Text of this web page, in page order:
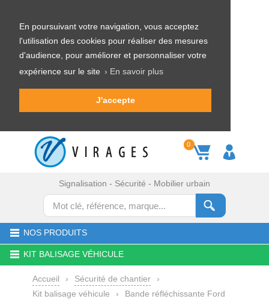
En poursuivant votre navigation, vous acceptez
l'utilisation des cookies pour réaliser des mesures
d'audience, pour améliorer et personnaliser votre
expérience sur le site › En savoir plus
J'accepte
0
Signalisation - Sécurité - Mobilier urbain
NOS PRODUITS
KIT BALISAGE VÉHICULE
Accueil › Sécurité de chantier
›
Kit balisage véhicule
›
Bande réfléchissante Ford